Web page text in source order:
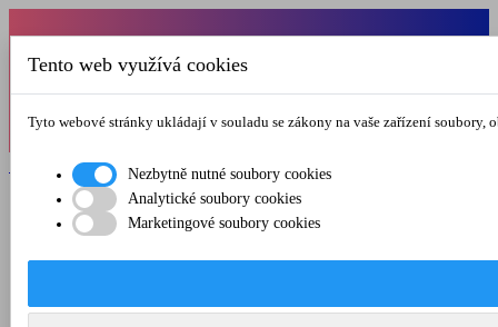
Od 1.7.-31.8.2026 budeme mít v pátek
zkrácenou provozní dobu do 12.00 hod. Přejeme
Registrovat  Přihlásit se
O nás
Kontakt
Tento web využívá cookies
Tyto webové stránky ukládají v souladu se zákony na vaše zařízení
Nezbytně nutné soubory cookies
Analytické soubory cookies
Marketingové soubory cookies